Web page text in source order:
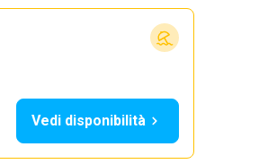
Vedi disponibilità